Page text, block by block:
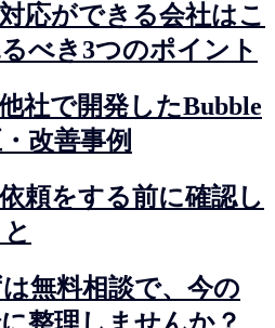
応ができる会社はこ
べき3つのポイント
社で開発したBubble
改善事例
頼をする前に確認し
無料相談で、今の